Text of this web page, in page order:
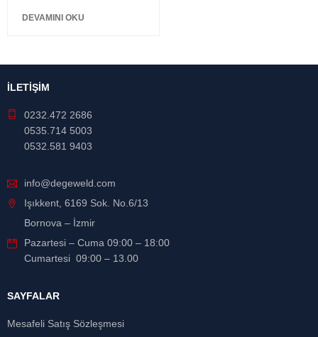
DEVAMINI OKU
İLETİŞİM
0232.472 2686
0535.714 5003
0532.581 9403
info@degeweld.com
Işıkkent, 6169 Sok. No.6/13
Bornova – İzmir
Pazartesi – Cuma 09:00 – 18:00
Cumartesi 09:00 – 13.00
SAYFALAR
Mesafeli Satış Sözleşmesi